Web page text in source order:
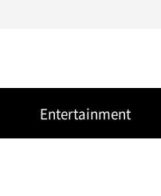
Entertainment